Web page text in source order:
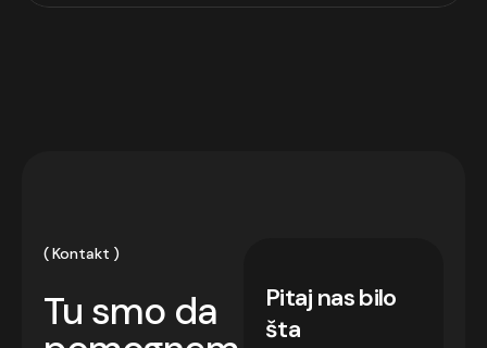
Kontakt
Tu smo da
Pitaj nas bilo
šta